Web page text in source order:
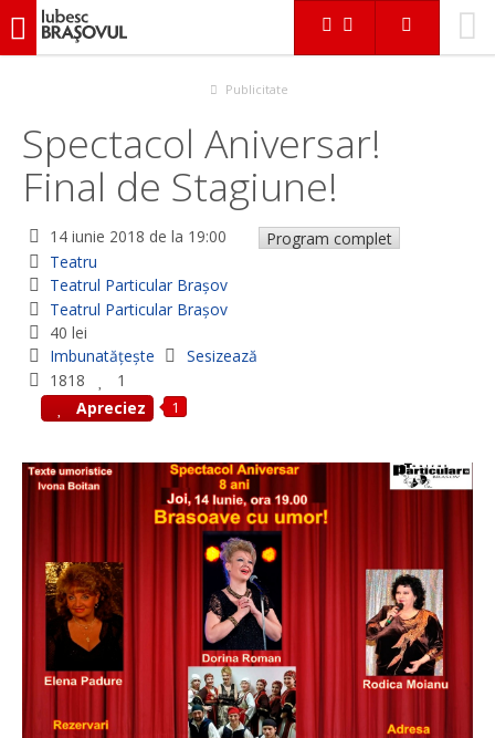
iubescbraşovul.ro
Spectacol Aniversar! Final de Stagiune!
Publicitate
Spectacol Aniversar!
Final de Stagiune!
14 iunie 2018 de la 19:00
Program complet
Teatru
Teatrul Particular Braşov
Teatrul Particular Braşov
40 lei
Imbunatățește
Sesizează
1818
1
Apreciez
1